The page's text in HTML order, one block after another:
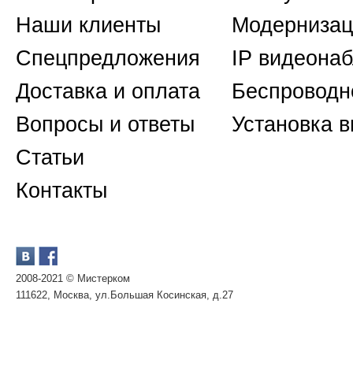
Наши клиенты
Спецпредложения
Доставка и оплата
Вопросы и ответы
Статьи
Контакты
2008-2021 © Мистерком
111622, Москва, ул.Большая Косинская, д.27
IP
Установка